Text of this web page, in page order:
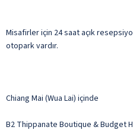
Misafirler için 24 saat açık
otopark vardır.
Chiang Mai (Wua Lai) içinde
B2 Thippanate Boutique & Budget